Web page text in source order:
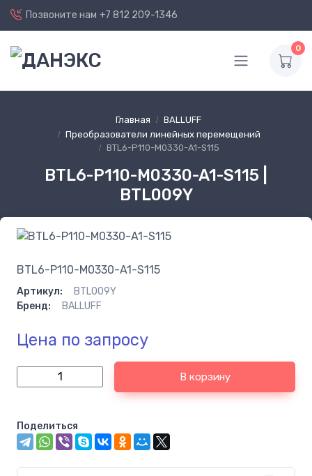
Позвоните нам +7 812 209-1346
0
Главная
BALLUFF
Преобразователи линейных перемещений
BTL6-P110-M0330-A1-S115
BTL6-P110-M0330-A1-S115 |
BTL009Y
BTL6-P110-M0330-A1-S115
Артикул:
BTL009Y
Бренд:
BALLUFF
Цена по запросу
В корзину
Поделиться